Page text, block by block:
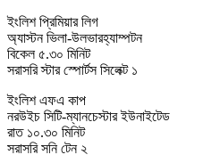
ইংলিশ প্রিমিয়ার লিগ
অ্যাস্টন ভিলা-উলভারহ্যাম্পটন
বিকেল ৫.৩০ মিনিট
সরাসরি স্টার স্পোর্টস সিলেক্ট ১
ইংলিশ এফএ কাপ
নরউইচ সিটি-ম্যানচেস্টার ইউনাইটেড
রাত ১০.৩০ মিনিট
সরাসরি সনি টেন ২